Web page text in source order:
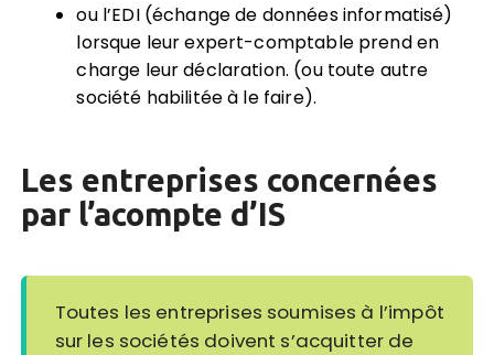
ou l’EDI (échange de données informatisé)
lorsque leur expert-comptable prend en
charge leur déclaration. (ou toute autre
société habilitée à le faire).
Les entreprises concernées
par l’acompte d’IS
Toutes les entreprises soumises à l’impôt
sur les sociétés doivent s’acquitter de